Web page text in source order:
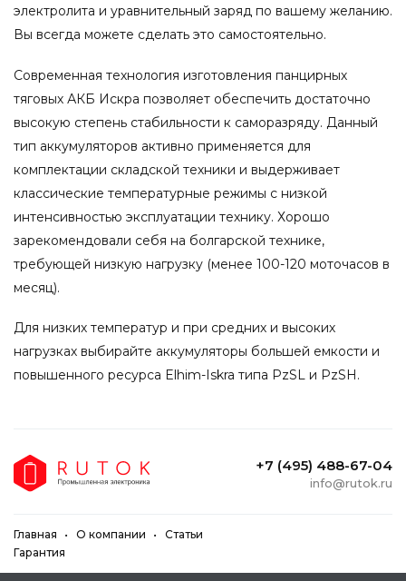
электролита и уравнительный заряд по вашему желанию.
Вы всегда можете сделать это самостоятельно.
Современная технология изготовления панцирных
тяговых АКБ Искра позволяет обеспечить достаточно
высокую степень стабильности к саморазряду. Данный
тип аккумуляторов активно применяется для
комплектации складской техники и выдерживает
классические температурные режимы с низкой
интенсивностью эксплуатации технику. Хорошо
зарекомендовали себя на болгарской технике,
требующей низкую нагрузку (менее 100-120 моточасов в
месяц).
Для низких температур и при средних и высоких
нагрузках выбирайте аккумуляторы большей емкости и
повышенного ресурса Elhim-Iskra типа PzSL и PzSH.
+7 (495) 488-67-04
info@rutok.ru
Главная О компании
Статьи
Гарантия